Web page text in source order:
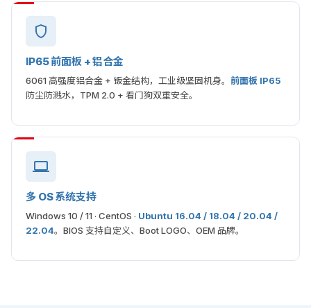
IP65 前面板 + 铝合金
6061 高强度铝合金 + 钣金结构，工业级坚固机身。 前面板 IP65
防尘防溅水，TPM 2.0 + 看门狗双重安全。
多 OS 系统支持
Windows 10 / 11 · CentOS · Ubuntu 16.04 / 18.04 / 20.04 /
22.04。BIOS 支持自定义、Boot LOGO、OEM 品牌。